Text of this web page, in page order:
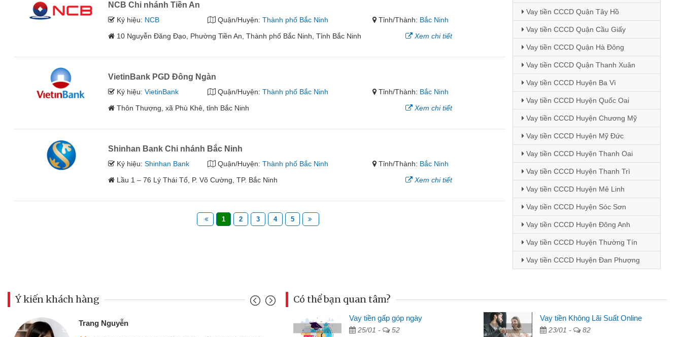
NCB Chi nhánh Tiền An
Ký hiệu: NCB Quận/Huyện: Thành phố Bắc Ninh Tỉnh/Thành: Bắc Ninh
10 Nguyễn Đăng Đạo, Phường Tiền An, Thành phố Bắc Ninh, Tỉnh Bắc Ninh
Xem chi tiết
VietinBank PGD Đông Ngàn
Ký hiệu:VietinBank Quận/Huyện: Thành phố Bắc Ninh Tỉnh/Thành: Bắc Ninh
Thôn Thượng, xã Phù Khê, tỉnh Bắc Ninh
Xem chi tiết
Shinhan Bank Chi nhánh Bắc Ninh
Ký hiệu:Shinhan Bank Quận/Huyện: Thành phố Bắc Ninh Tỉnh/Thành: Bắc Ninh
Lầu 1 – 76 Lý Thái Tổ, P. Võ Cường, TP. Bắc Ninh
Xem chi tiết
1 2 3 4 5
Vay tiền CCCD Quận Tây Hồ
Vay tiền CCCD Quận Cầu Giấy
Vay tiền CCCD Quận Hà Đông
Vay tiền CCCD Quận Thanh Xuân
Vay tiền CCCD Huyện Ba Vì
Vay tiền CCCD Huyện Quốc Oai
Vay tiền CCCD Huyện Chương Mỹ
Vay tiền CCCD Huyện Mỹ Đức
Vay tiền CCCD Huyện Thanh Oai
Vay tiền CCCD Huyện Thanh Trì
Vay tiền CCCD Huyện Mê Linh
Vay tiền CCCD Huyện Sóc Sơn
Vay tiền CCCD Huyện Đông Anh
Vay tiền CCCD Huyện Thường Tín
Vay tiền CCCD Huyện Đan Phượng
Ý kiến khách hàng
Mình cần tiền gấp nên định cầm cố chiếc xe wave
Mai Lan - Sinh viên
Tôi biết đến thông qua quảng cáo trên facebook. Tôi là
Có thể bạn quan tâm?
Vay tiền gấp góp ngày
25/01 - 52
Vay tiền Không Lãi Suất Online
23/01 - 82